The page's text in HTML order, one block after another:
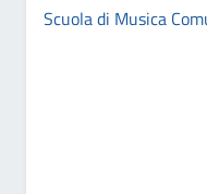
Scuola di Musica